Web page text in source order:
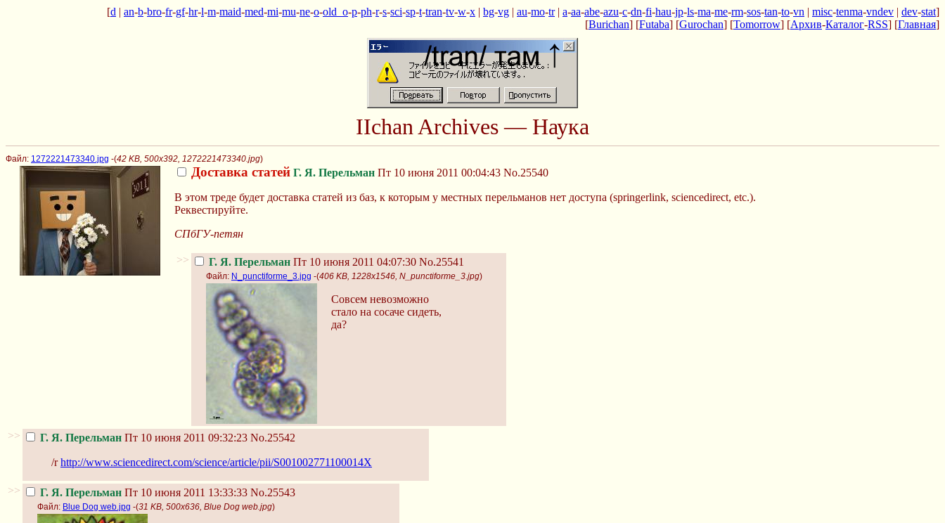
[d | an-b-bro-fr-gf-hr-l-m-maid-med-mi-mu-ne-o-old_o-p-ph-r-s-sci-sp-t-tran-tv-w-x | bg-vg | au-mo-tr| a-aa-abe-azu-c-dn-fi-hau-jp-ls-ma-me-rm-sos-tan-to-vn | misc-tenma-vndev | dev-stat]
[Burichan] [Futaba] [Gurochan] [Tomorrow] [Архив-Каталог-RSS] [Главная]
IIchan Archives — Наука
Файл: 1272221473340.jpg -(42 KB, 500x392, 1272221473340.jpg)
Доставка статей Г. Я. Перельман Пт 10 июня 2011 00:04:43 No.25540
В этом треде будет доставка статей из баз, к которым у местных перельманов нет доступа (springerlink, sciencedirect, etc.).
Реквестируйте.
СПбГУ-петян
>> Г. Я. Перельман Пт 10 июня 2011 04:07:30 No.25541
Файл: N_punctiforme_3.jpg -(406 KB, 1228x1546, N_punctiforme_3.jpg)
Совсем невозможно
стало на сосаче сидеть,
да?
>> Г. Я. Перельман Пт 10 июня 2011 09:32:23 No.25542
/rhttp://www.sciencedirect.com/science/article/pii/S001002771100014X
>> Г. Я. Перельман Пт 10 июня 2011 13:33:33 No.25543
Файл: Blue Dog web.jpg -(31 KB, 500x636, Blue Dog web.jpg)